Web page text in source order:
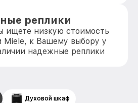
реплики
ищете низкую стоимость
Miele, к Вашему выбору у
надежные реплики
Духовой шкаф